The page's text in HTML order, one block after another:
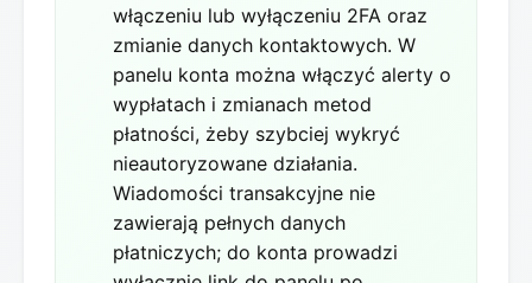
włączeniu lub wyłączeniu 2FA oraz
zmianie danych kontaktowych. W
panelu konta można włączyć alerty o
wypłatach i zmianach metod
płatności, żeby szybciej wykryć
nieautoryzowane działania.
Wiadomości transakcyjne nie
zawierają pełnych danych
płatniczych; do konta prowadzi